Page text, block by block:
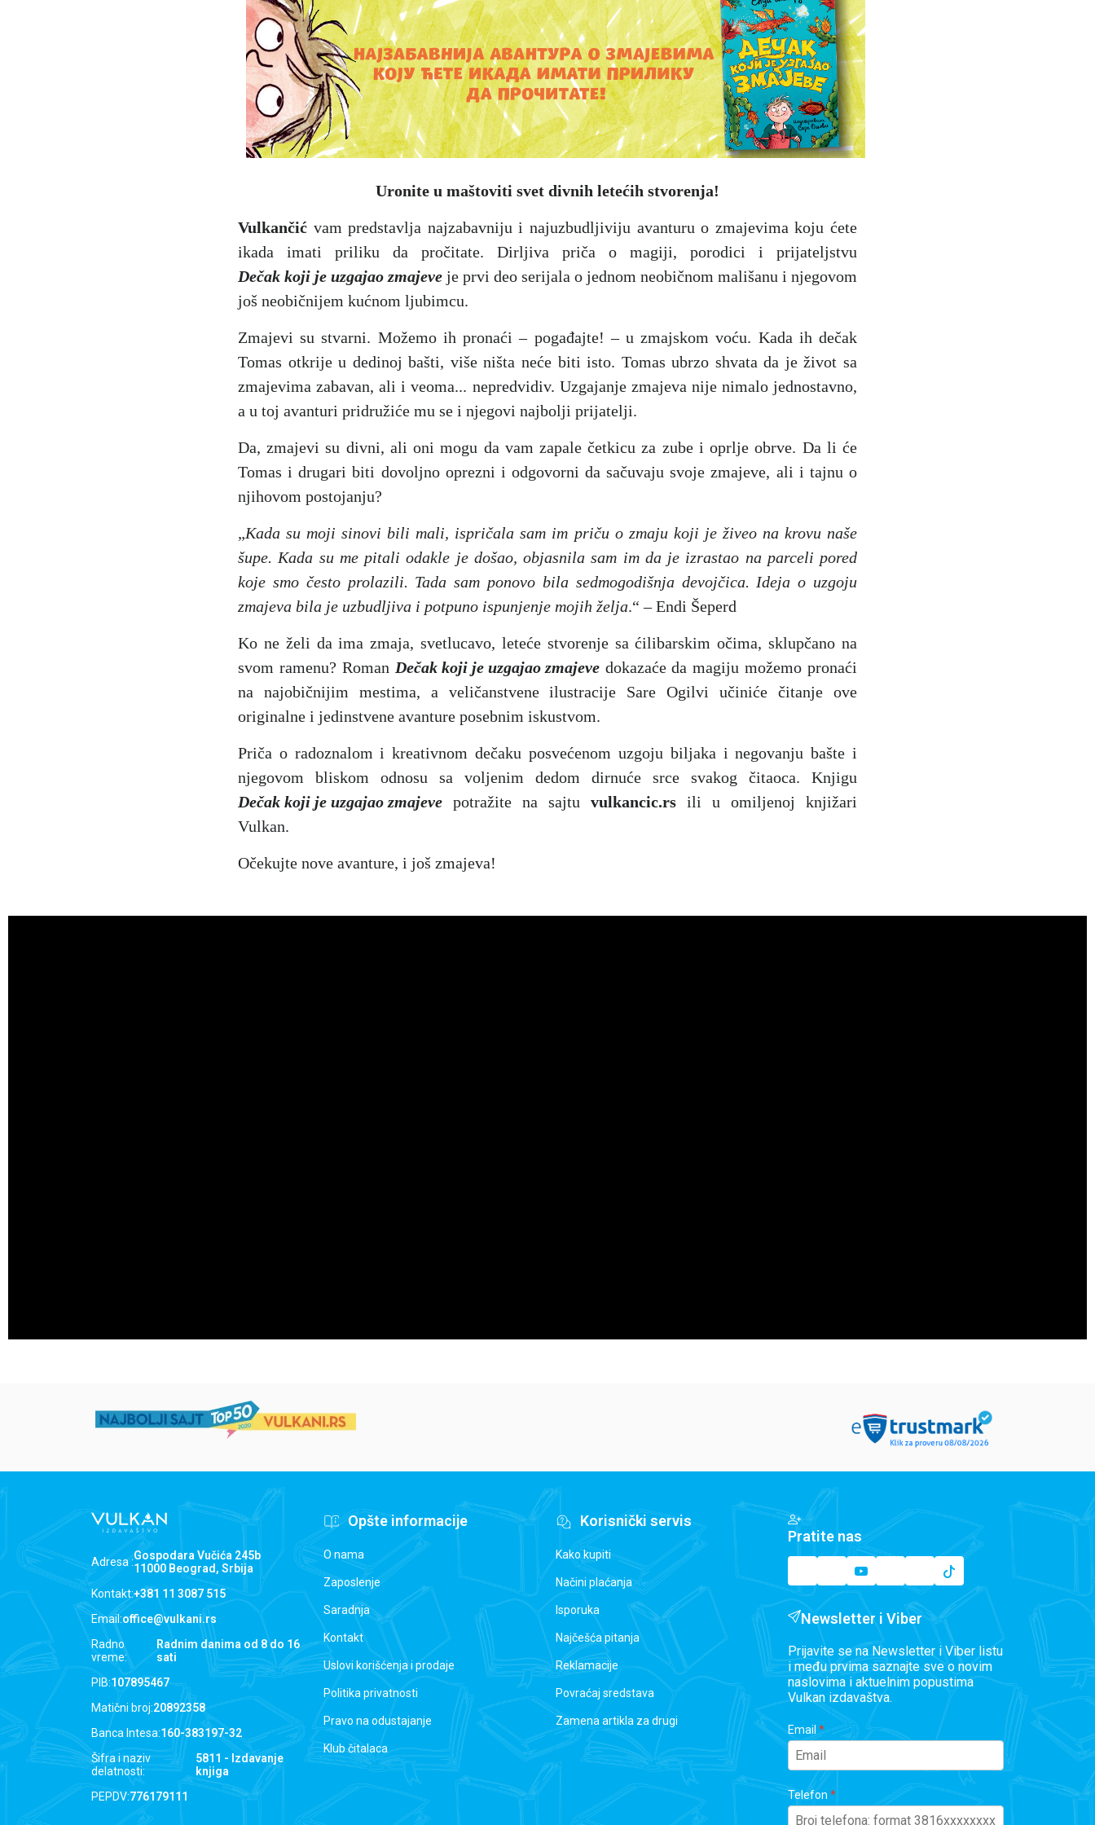
Uronite u maštoviti svet divnih letećih stvorenja!
Vulkančić vam predstavlja najzabavniju i najuzbudljiviju avanturu o zmajevima koju ćete
ikada imati priliku da pročitate. Dirljiva priča o magiji, porodici i prijateljstvu
Dečak koji je uzgajao zmajeve je prvi deo serijala o jednom neobičnom mališanu i njegovom
još neobičnijem kućnom ljubimcu.
Zmajevi su stvarni. Možemo ih pronaći – pogađajte! – u zmajskom voću. Kada ih dečak
Tomas otkrije u dedinoj bašti, više ništa neće biti isto. Tomas ubrzo shvata da je život sa
zmajevima zabavan, ali i veoma... nepredvidiv. Uzgajanje zmajeva nije nimalo jednostavno,
a u toj avanturi pridružiće mu se i njegovi najbolji prijatelji.
Da, zmajevi su divni, ali oni mogu da vam zapale četkicu za zube i oprlje obrve. Da li će
Tomas i drugari biti dovoljno oprezni i odgovorni da sačuvaju svoje zmajeve, ali i tajnu o
njihovom postojanju?
„Kada su moji sinovi bili mali, ispričala sam im priču o zmaju koji je živeo na krovu naše
šupe. Kada su me pitali odakle je došao, objasnila sam im da je izrastao na parceli pored
koje smo često prolazili. Tada sam ponovo bila sedmogodišnja devojčica. Ideja o uzgoju
zmajeva bila je uzbudljiva i potpuno ispunjenje mojih želja.“ – Endi Šeperd
Ko ne želi da ima zmaja, svetlucavo, leteće stvorenje sa ćilibarskim očima, sklupčano na
svom ramenu? Roman Dečak koji je uzgajao zmajevedokazaće da magiju možemo pronaći
na najobičnijim mestima, a veličanstvene ilustracije Sare Ogilvi učiniće čitanje ove
originalne i jedinstvene avanture posebnim iskustvom.
Priča o radoznalom i kreativnom dečaku posvećenom uzgoju biljaka i negovanju bašte i
njegovom bliskom odnosu sa voljenim dedom dirnuće srce svakog čitaoca. Knjigu
Dečak koji je uzgajao zmajeve potražite na sajtu vulkancic.rs ili u omiljenoj knjižari
Vulkan.
Očekujte nove avanture, i još zmajeva!
Adresa :Gospodara Vučića 245b
11000 Beograd, Srbija
Kontakt:+381 11 3087 515
Email:office@vulkani.rs
Radno
vreme:
Radnim danima od 8 do 16
sati
PIB:107895467
Matični broj:20892358
Banca Intesa:160-383197-32
Šifra i naziv
delatnosti:
5811 - Izdavanje
knjiga
PEPDV:776179111
Opšte informacije
O nama
Zaposlenje
Saradnja
Kontakt
Uslovi korišćenja i prodaje
Politika privatnosti
Pravo na odustajanje
Klub čitalaca
Korisnički servis
Kako kupiti
Načini plaćanja
Isporuka
Najčešća pitanja
Reklamacije
Povraćaj sredstava
Zamena artikla za drugi
Pratite nas
Newsletter i Viber
Prijavite se na Newsletter i Viber listu
i među prvima saznajte sve o novim
naslovima i aktuelnim popustima
Vulkan izdavaštva.
Email
Telefon